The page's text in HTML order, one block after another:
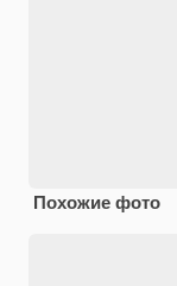
Похожие фото